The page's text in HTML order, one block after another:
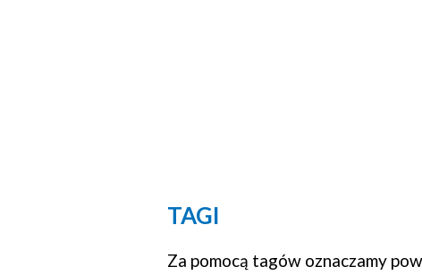
TAGI
Za pomocą tagów oznaczamy